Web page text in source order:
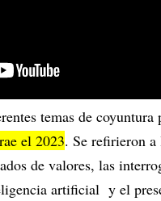
temas de
el 2023. Se refirieron a
de valores, las
artificial y el